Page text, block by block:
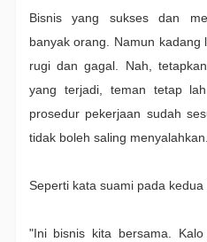
Bisnis yang sukses dan
banyak orang. Namun kadang
rugi dan gagal. Nah,
yang terjadi, teman tetap
prosedur pekerjaan sudah
tidak boleh saling menyalahkan.
Seperti kata suami pada kedua
"Ini bisnis kita bersama.